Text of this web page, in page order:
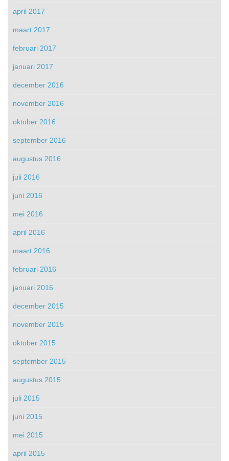
april 2017
maart 2017
februari 2017
januari 2017
december 2016
november 2016
oktober 2016
september 2016
augustus 2016
juli 2016
juni 2016
mei 2016
april 2016
maart 2016
februari 2016
januari 2016
december 2015
november 2015
oktober 2015
september 2015
augustus 2015
juli 2015
juni 2015
mei 2015
april 2015